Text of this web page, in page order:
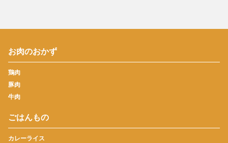
お肉のおかず
鶏肉
豚肉
牛肉
ごはんもの
カレーライス